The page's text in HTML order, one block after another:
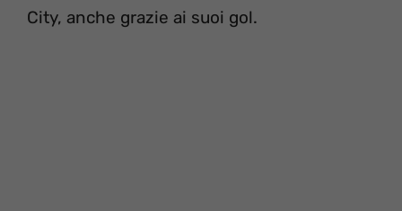
City, anche grazie ai suoi gol.